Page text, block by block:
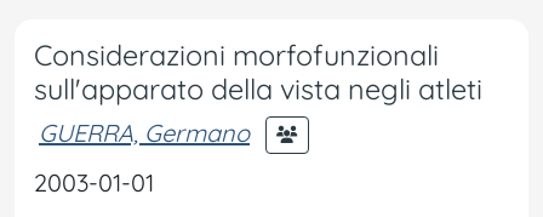
Considerazioni morfofunzionali
sull'apparato della vista negli atleti
GUERRA, Germano
2003-01-01